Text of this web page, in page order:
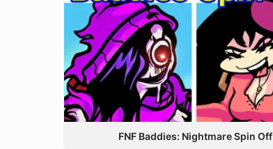
FNF Baddies: Nightmare Spin Off